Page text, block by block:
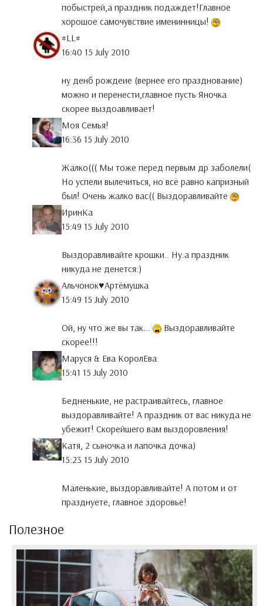
побыстрей,а праздник подаждет!Главное
хорошое самочувствие именинницы!
#LL#
16:40 15 July 2010
ну денб рождеие (вернее его празднование)
можно и перенести,главное пусть Яночка
скорее выздоавливает!
Моя Семья!
16:36 15 July 2010
Жалко((( Мы тоже перед первым др заболели(
Но успели вылечиться, но всё равно капризный
был! Очень жалко вас(( Выздоравливайте
ИринКа
15:49 15 July 2010
Выздоравливайте крошки.. Ну.а праздник
никуда не денется:)
Альчонок♥Артёмушка
15:49 15 July 2010
Ой, ну что же вы так...
Выздоравливайте
скорее!!!
Маруся & Ева КоролЕва
15:41 15 July 2010
Бедненькие, не растраивайтесь, главное
выздоравливайте! А праздник от вас никуда не
убежит! Скорейшего вам выздоровления!
Катя, 2 сыночка и лапочка дочка)
15:23 15 July 2010
Маленькие, выздоравливайте! А потом и от
празднуете, главное здоровье!
Полезное